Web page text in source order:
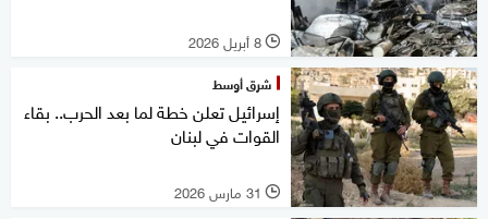
l 8 أبريل 2026
شرق أوسط
إسرائيل تعلن خطة لما بعد الحرب.. بقاء
القوات في لبنان
l 31 مارس 2026